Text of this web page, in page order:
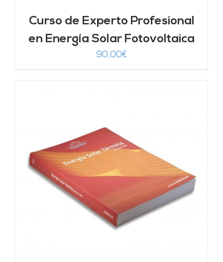
Curso de Experto Profesional
en Energía Solar Fotovoltaica
90,00€